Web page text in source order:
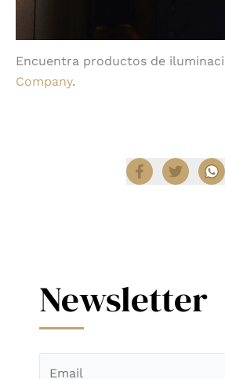
Encuentra productos de
Company.
Newsletter